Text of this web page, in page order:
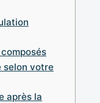
selon votre
après la